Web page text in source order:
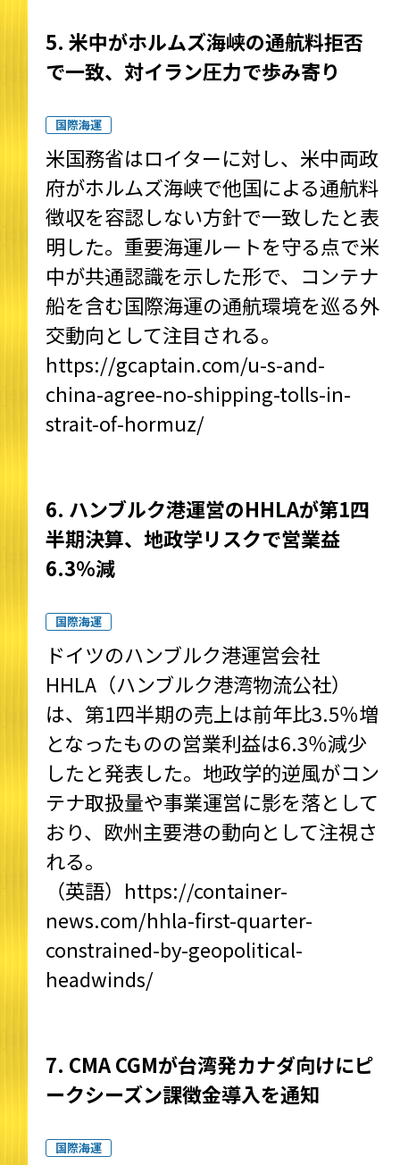
5. 米中がホルムズ海峡の通航料拒否
で一致、対イラン圧力で歩み寄り
国際海運
米国務省はロイターに対し、米中両政
府がホルムズ海峡で他国による通航料
徴収を容認しない方針で一致したと表
明した。重要海運ルートを守る点で米
中が共通認識を示した形で、コンテナ
船を含む国際海運の通航環境を巡る外
交動向として注目される。
https://gcaptain.com/u-s-and-
china-agree-no-shipping-tolls-in-
strait-of-hormuz/
6. ハンブルク港運営のHHLAが第1四
半期決算、地政学リスクで営業益
6.3％減
国際海運
ドイツのハンブルク港運営会社
HHLA（ハンブルク港湾物流公社）
は、第1四半期の売上は前年比3.5％増
となったものの営業利益は6.3％減少
したと発表した。地政学的逆風がコン
テナ取扱量や事業運営に影を落として
おり、欧州主要港の動向として注視さ
れる。
（英語） https://container-
news.com/hhla-first-quarter-
constrained-by-geopolitical-
headwinds/
7. CMA CGMが台湾発カナダ向けにピ
ークシーズン課徴金導入を通知
国際海運